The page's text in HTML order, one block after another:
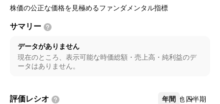
株価の公正な価格を見極めるファンダメンタル指標
サマリー
データがありません
現在のところ、表示可能な時価総額・売上高・純利益のデ
ータはありません。
評価レシオ 年間 四半期
その他